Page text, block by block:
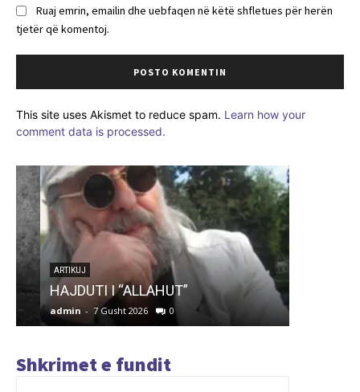
Ruaj emrin, emailin dhe uebfaqen në këtë shfletues për herën
tjetër që komentoj.
This site uses Akismet to reduce spam. Learn how your
comment data is processed.
ARTIKUJ
HAJDUTI I “ALLAHUT”
admin - 7 Gusht 2026 0
Shkrimet e fundit